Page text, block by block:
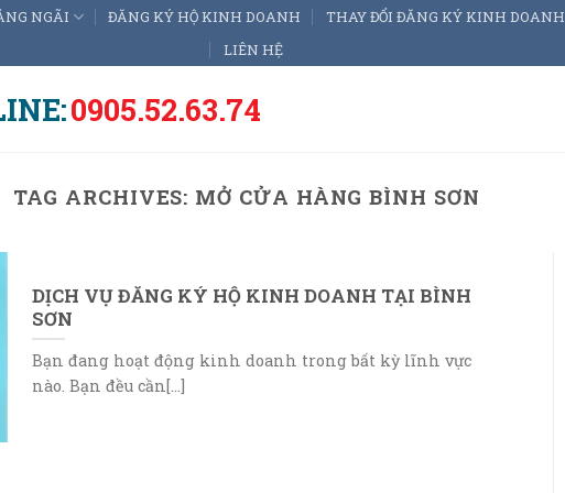
NGÃI ĐĂNG KÝ HỘ KINH DOANH THAY ĐỔI ĐĂNG KÝ KINH DOANH
LIÊN HỆ
0905.52.63.74
TAG ARCHIVES: MỞ CỬA HÀNG BÌNH SƠN
DỊCH VỤ ĐĂNG KÝ HỘ KINH DOANH TẠI BÌNH
SƠN
Bạn đang hoạt động kinh doanh trong bất kỳ lĩnh vực
nào. Bạn đều cần[...]